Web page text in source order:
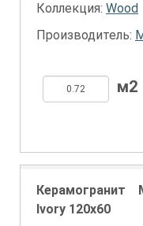
Коллекция: Wood
Производитель:
Керамогранит
Ivory 120x60